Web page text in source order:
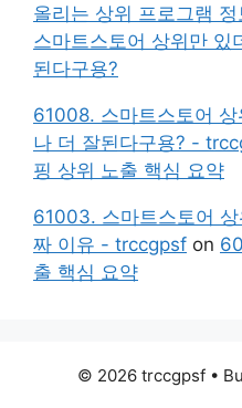
올리는 상위 프로그램
스마트스토어 상위만 있
된다구용?
61008. 스마트스토어
나 더 잘된다구용? -
핑 상위 노출 핵심 요약
61003. 스마트스토어
짜 이유 - trccgpsf on
출 핵심 요약
© 2026 trccgpsf•